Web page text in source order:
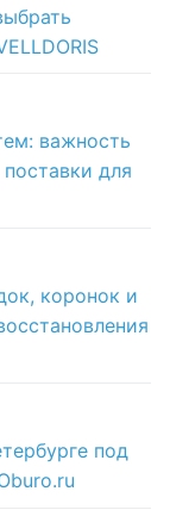
важность
для
коронок и
под